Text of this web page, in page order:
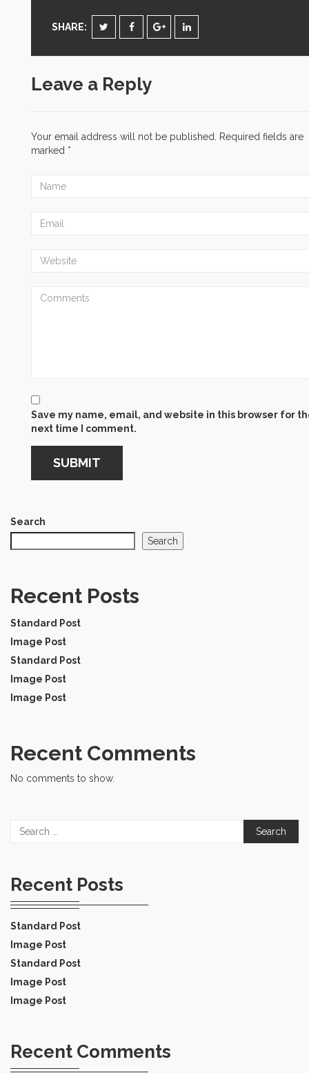
SHARE:
Leave a Reply
Your email address will not be published.
Required fields are
marked *
Save my name, email, and website in this browser for
next time I comment.
Search
Search
Recent Posts
Standard Post
Image Post
Standard Post
Image Post
Image Post
Recent Comments
No comments to show.
Search
Recent Posts
Standard Post
Image Post
Standard Post
Image Post
Image Post
Recent Comments